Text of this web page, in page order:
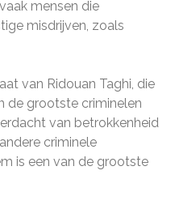
mensen die
misdrijven, zoals
van Ridouan Taghi, die
de grootste criminelen
van betrokkenheid
criminele
is een van de grootste